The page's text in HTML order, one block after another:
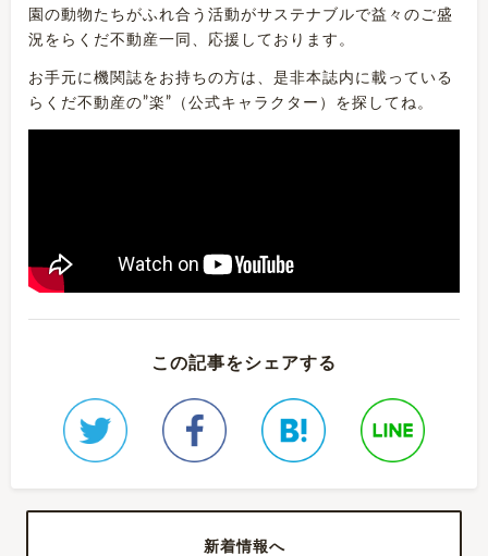
園の動物たちがふれ合う活動がサステナブルで益々のご盛
況をらくだ不動産一同、応援しております。
お手元に機関誌をお持ちの方は、是非本誌内に載っている
らくだ不動産の”楽”（公式キャラクター）を探してね。
この記事をシェアする
新着情報へ